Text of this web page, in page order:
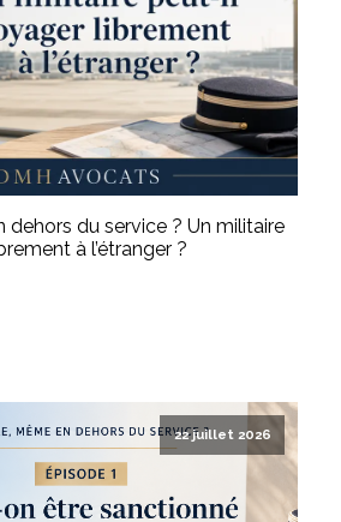
dehors du service ? Un militaire
à l’étranger ?
22 juillet 2026